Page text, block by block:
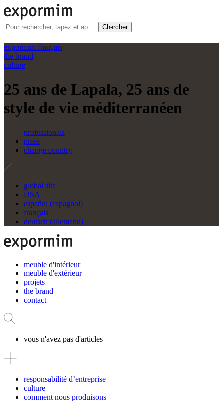
Chercher
expormim français
the brand
culture
25 ans de Lapala, 25 ans de
style de vie méditerranéen
professionals
press
change country
global site
USA
español (espagnol)
français
deutsch (allemand)
meuble d'intérieur
meuble d'extérieur
projets
the brand
contact
vous n'avez pas d'articles
responsabilité d’entreprise
culture
comment nous produisons